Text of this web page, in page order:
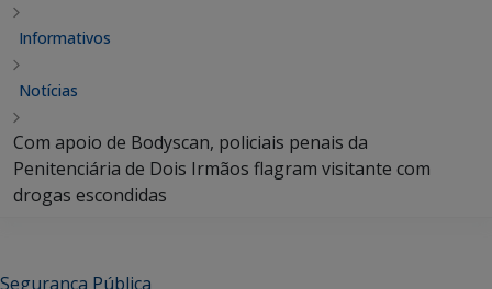
Informativos
Notícias
Com apoio de Bodyscan, policiais penais da
Penitenciária de Dois Irmãos flagram visitante com
drogas escondidas
Segurança Pública